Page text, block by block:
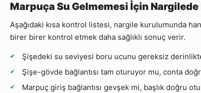
Marpuça Su Gelmemesi İçin Nargilede
Aşağıdaki kısa kontrol listesi, nargile kurulumunda
birer birer kontrol etmek daha sağlıklı sonuç verir.
Şişedeki su seviyesi boru ucunu gereksiz
Şişe-gövde bağlantısı tam oturuyor mu, conta
Marpuç giriş bağlantısı gevşek mi, başlık doğru